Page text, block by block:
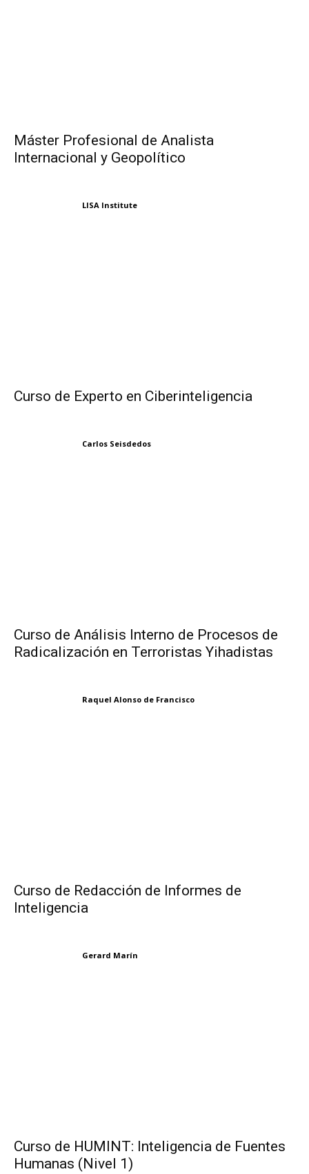
Máster Profesional de Analista
Internacional y Geopolítico
LISA Institute
Curso de Experto en Ciberinteligencia
Carlos Seisdedos
Curso de Análisis Interno de Procesos de
Radicalización en Terroristas Yihadistas
Raquel Alonso de Francisco
Curso de Redacción de Informes de
Inteligencia
Gerard Marín
Curso de HUMINT: Inteligencia de Fuentes
Humanas (Nivel 1)